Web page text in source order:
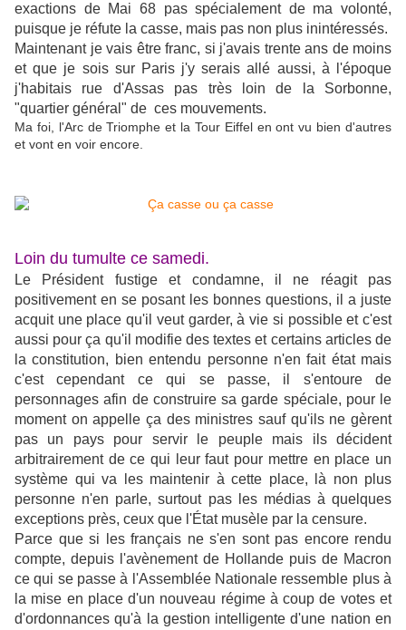
exactions de Mai 68 pas spécialement de ma volonté,
puisque je réfute la casse, mais pas non plus inintéressés.
Maintenant je vais être franc, si j'avais trente ans de moins
et que je sois sur Paris j'y serais allé aussi, à l'époque
j'habitais rue d'Assas pas très loin de la Sorbonne,
"quartier général" de ces mouvements.
Ma foi, l'Arc de Triomphe et la Tour Eiffel en ont vu bien d'autres
et vont en voir encore.
Loin du tumulte ce samedi.
Le Président fustige et condamne, il ne réagit pas
positivement en se posant les bonnes questions, il a juste
acquit une place qu'il veut garder, à vie si possible et c'est
aussi pour ça qu'il modifie des textes et certains articles de
la constitution, bien entendu personne n'en fait état mais
c'est cependant ce qui se passe, il s'entoure de
personnages afin de construire sa garde spéciale, pour le
moment on appelle ça des ministres sauf qu'ils ne gèrent
pas un pays pour servir le peuple mais ils décident
arbitrairement de ce qui leur faut pour mettre en place un
système qui va les maintenir à cette place, là non plus
personne n'en parle, surtout pas les médias à quelques
exceptions près, ceux que l'État musèle par la censure.
Parce que si les français ne s'en sont pas encore rendu
compte, depuis l'avènement de Hollande puis de Macron
ce qui se passe à l'Assemblée Nationale ressemble plus à
la mise en place d'un nouveau régime à coup de votes et
d'ordonnances qu'à la gestion intelligente d'une nation en